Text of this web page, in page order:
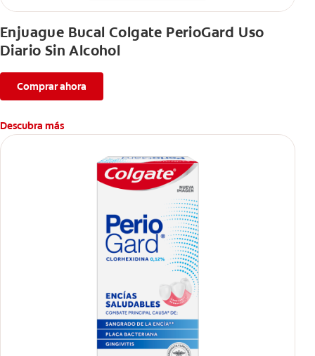
Enjuague Bucal Colgate PerioGard Uso
Diario Sin Alcohol
Comprar ahora
Descubra más